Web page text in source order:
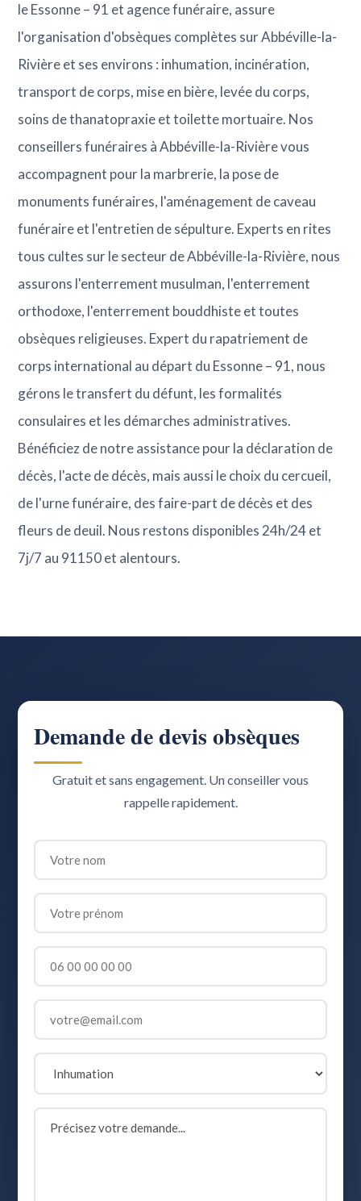
le Essonne – 91 et agence funéraire, assure
l'organisation d'obsèques complètes sur Abbéville-la-
Rivière et ses environs : inhumation, incinération,
transport de corps, mise en bière, levée du corps,
soins de thanatopraxie et toilette mortuaire. Nos
conseillers funéraires à Abbéville-la-Rivière vous
accompagnent pour la marbrerie, la pose de
monuments funéraires, l'aménagement de caveau
funéraire et l'entretien de sépulture. Experts en rites
tous cultes sur le secteur de Abbéville-la-Rivière, nous
assurons l'enterrement musulman, l'enterrement
orthodoxe, l'enterrement bouddhiste et toutes
obsèques religieuses. Expert du rapatriement de
corps international au départ du Essonne – 91, nous
gérons le transfert du défunt, les formalités
consulaires et les démarches administratives.
Bénéficiez de notre assistance pour la déclaration de
décès, l'acte de décès, mais aussi le choix du cercueil,
de l'urne funéraire, des faire-part de décès et des
fleurs de deuil. Nous restons disponibles 24h/24 et
7j/7 au 91150 et alentours.
Demande de devis obsèques
Gratuit et sans engagement. Un conseiller vous
rappelle rapidement.